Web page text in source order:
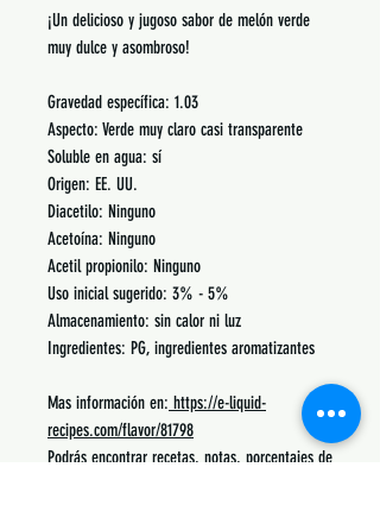
¡Un delicioso y jugoso sabor de melón verde
muy dulce y asombroso!
Gravedad específica: 1.03
Aspecto: Verde muy claro casi transparente
Soluble en agua: sí
Origen: EE. UU.
Diacetilo: Ninguno
Acetoína: Ninguno
Acetil propionilo: Ninguno
Uso inicial sugerido: 3% - 5%
Almacenamiento: sin calor ni luz
Ingredientes: PG, ingredientes aromatizantes
Mas información en: https://e-liquid-
recipes.com/flavor/81798
Podrás encontrar recetas, notas, porcentajes de